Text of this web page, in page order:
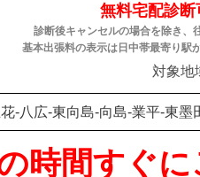
無料宅配診断
診断後キャンセルの場合を除き、
基本出張料の表示は日中帯最寄り駅
対象地
-八広-東向島-向島-業平-東
時間すぐ